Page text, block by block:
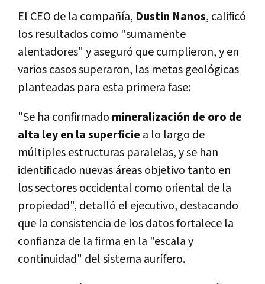
El CEO de la compañía, Dustin Nanos, calificó
los resultados como "sumamente
alentadores" y aseguró que cumplieron, y en
varios casos superaron, las metas geológicas
planteadas para esta primera fase:
"Se ha confirmado mineralización de oro de
alta ley en la superficie a lo largo de
múltiples estructuras paralelas, y se han
identificado nuevas áreas objetivo tanto en
los sectores occidental como oriental de la
propiedad", detalló el ejecutivo, destacando
que la consistencia de los datos fortalece la
confianza de la firma en la "escala y
continuidad" del sistema aurífero.